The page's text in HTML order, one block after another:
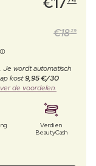
€1829
Je wordt automatisch
kost9,95 €/30
de voordelen.
Verdien
BeautyCash